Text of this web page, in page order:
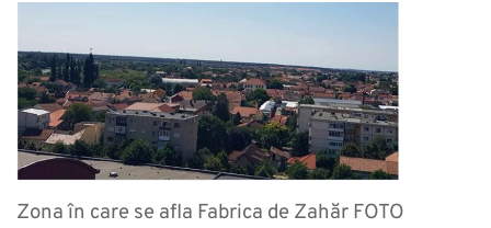
Zona în care se afla Fabrica de Zahăr FOTO